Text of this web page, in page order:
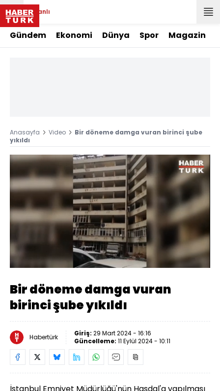
Canlı
Gündem Ekonomi Dünya Spor Magazin
Anasayfa Video
Bir döneme damga vuran birinci şube
yıkıldı
Sesi
Aç
Yüklendi:
100.00%
Oynatma
Hızı
Bir döneme damga vuran
birinci şube yıkıldı
Habertürk Giriş: 29 Mart 2024 - 16:16
Güncelleme: 11 Eylül 2024 - 10:11
İstanbul Emniyet Müdürlüğü'nün Hasdal'a yapılması